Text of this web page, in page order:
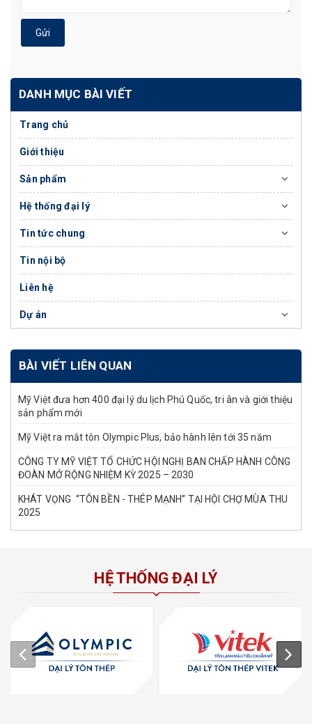
Gửi
DANH MỤC BÀI VIẾT
Trang chủ
Giới thiệu
Sản phẩm
Hệ thống đại lý
Tin tức chung
Tin nội bộ
Liên hệ
Dự án
BÀI VIẾT LIÊN QUAN
Mỹ Việt đưa hơn 400 đại lý du lịch Phú Quốc, tri ân và giới thiệu
sản phẩm mới
Mỹ Việt ra mắt tôn Olympic Plus, bảo hành lên tới 35 năm
CÔNG TY MỸ VIỆT TỔ CHỨC HỘI NGHỊ BAN CHẤP HÀNH CÔNG
ĐOÀN MỞ RỘNG NHIỆM KỲ 2025 – 2030
KHÁT VỌNG “TÔN BỀN - THÉP MẠNH” TẠI HỘI CHỢ MÙA THU
2025
HỆ THỐNG ĐẠI LÝ